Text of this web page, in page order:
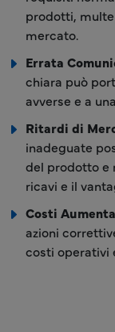
prodotti,
mercato.
Errata
chiara può
avverse e a
Ritardi di
inadeguate
del prodotto e
ricavi e il
Costi
azioni
costi operativi